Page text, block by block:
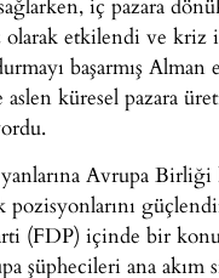
olarak etkilendi ve kriz
başarmış Alman
aslen küresel pazara
Avrupa
(FDP) içinde bir
şüphecileri ana